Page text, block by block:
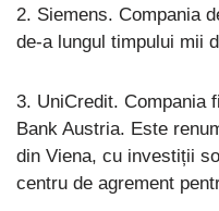
2. Siemens. Compania
de-a lungul timpului mii
3. UniCredit. Compania
Bank Austria. Este
din Viena, cu investiții
centru de agrement